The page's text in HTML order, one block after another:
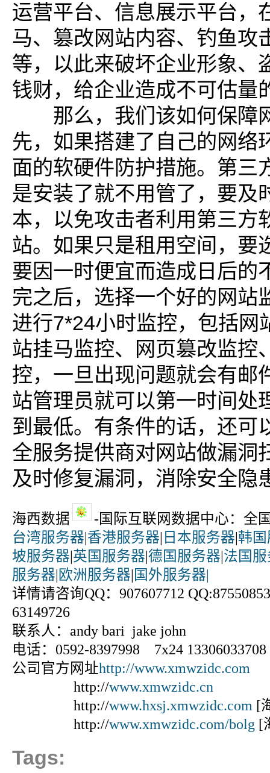
运营平台、信息展示平台，
马、篡改网站内容、钓鱼攻
等，以此来破坏企业形象、
钱财，给企业造成不可估量
那么，我们该如何保障
先，如果搭建了自己的网络
面的软硬件防护措施。第三
是安装了就不用管了，要及
本，以免攻击者利用第三方
站。如果只是租用空间，要
要因一时便宜而造成日后的
完之后，选择一个好的网站
进行7*24小时监控，包括网
站挂马监控、网页篡改监控
控，一旦出现问题就会有邮
站管理员就可以第一时间处
到最低。有条件的话，还可
全服务提供商对网站做漏洞
及时修复漏洞，消除安全隐
海西数据
-国际互联网数据中心：全
台湾服务器|香港服务器| 日本服务器|韩
坡服务器|英国服务器|德国服务器|法国
服务器|欧洲服务器|国外服务器|
详情请咨询QQ：907607712
63149726
联系人：andy bari jake john
电话：0592-8397998 7x24 13306033708
公司官方网址http://www.xmwzidc.com
http://www.xmwzidc.cn
http://www.hxsj.xmwzidc.com [
http://www.xmwzidc.com/bolg [
Tags: